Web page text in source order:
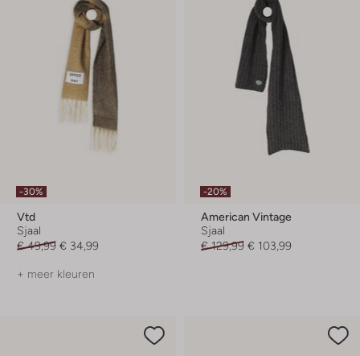
-30%
Vtd
Sjaal
€ 49,99 € 34,99
+ meer kleuren
-20%
American Vintage
Sjaal
€ 129,99 € 103,99